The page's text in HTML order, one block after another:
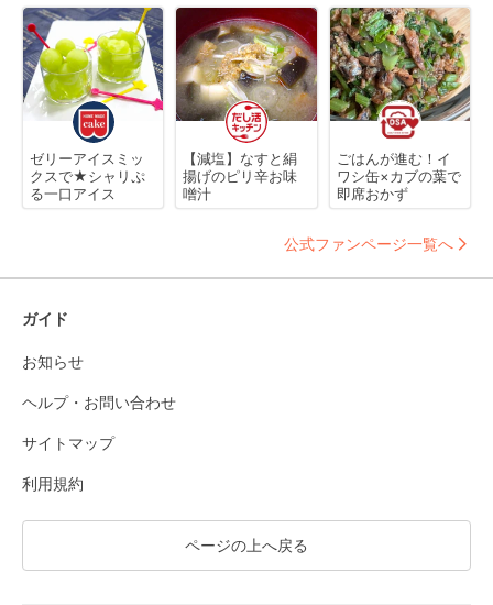
ゼリーアイスミッ
クスで★シャリぷ
る一口アイス
【減塩】なすと絹
揚げのピリ辛お味
噌汁
ごはんが進む！イ
ワシ缶×カブの葉で
即席おかず
公式ファンページ一覧へ
ガイド
お知らせ
ヘルプ・お問い合わせ
サイトマップ
利用規約
ページの上へ戻る